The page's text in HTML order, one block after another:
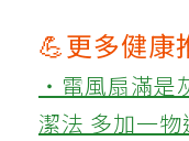
💪更多健康
‧電風扇滿是
潔法 多加一